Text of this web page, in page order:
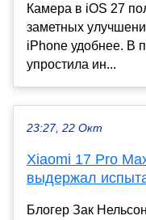
Камера в iOS 27
заметных
iPhone удобнее. В
упростила ин...
23:27, 22 Окт
Xiaomi 17 Pro
выдержал
Блогер Зак